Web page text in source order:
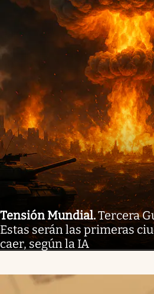
Tensión Mundial.Tercera
Estas serán las primeras
caer, según la IA